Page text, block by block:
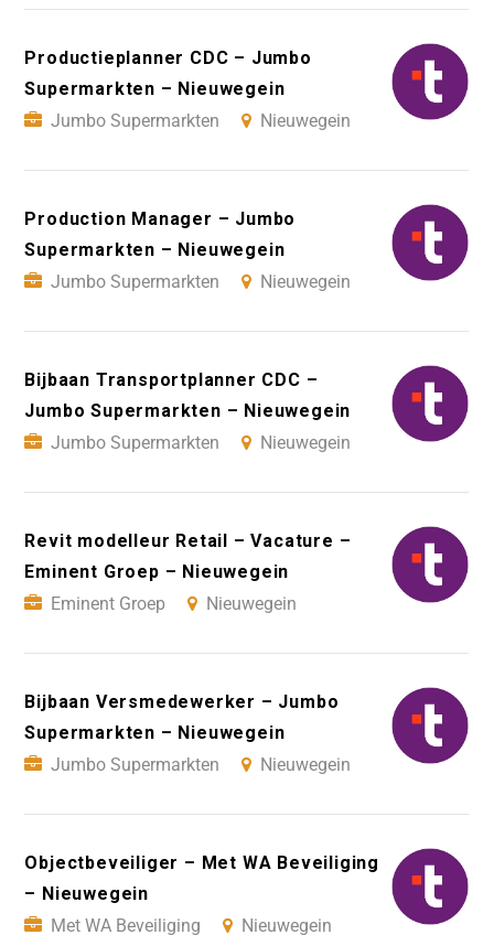
Productieplanner CDC – Jumbo
Supermarkten – Nieuwegein
Jumbo Supermarkten
Nieuwegein
Production Manager – Jumbo
Supermarkten – Nieuwegein
Jumbo Supermarkten
Nieuwegein
Bijbaan Transportplanner CDC –
Jumbo Supermarkten – Nieuwegein
Jumbo Supermarkten
Nieuwegein
Revit modelleur Retail – Vacature –
Eminent Groep – Nieuwegein
Eminent Groep
Nieuwegein
Bijbaan Versmedewerker – Jumbo
Supermarkten – Nieuwegein
Jumbo Supermarkten
Nieuwegein
Objectbeveiliger – Met WA Beveiliging
– Nieuwegein
Met WA Beveiliging
Nieuwegein